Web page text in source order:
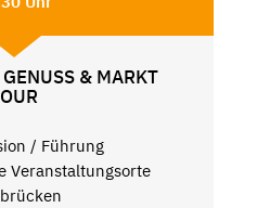
& MARKT
/ Führung
Veranstaltungsorte